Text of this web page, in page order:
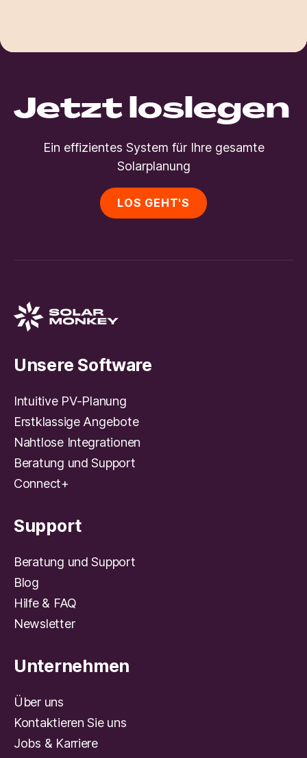
Jetzt loslegen
Ein effizientes System für Ihre gesamte
Solarplanung
LOS GEHT'S
Unsere Software
Intuitive PV-Planung
Erstklassige Angebote
Nahtlose Integrationen
Beratung und Support
Connect+
Support
Beratung und Support
Blog
Hilfe & FAQ
Newsletter
Unternehmen
Über uns
Kontaktieren Sie uns
Jobs & Karriere